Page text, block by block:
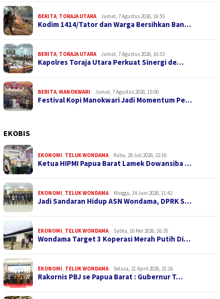
BERITA TORAJA UTARA Jumat, 7 Agustus 2026, 16:55
Kodim 1414/Tator dan Warga Bersihkan Ban…
BERITA TORAJA UTARA Jumat, 7 Agustus 2026, 16:53
Kapolres Toraja Utara Perkuat Sinergi de…
BERITA MANOKWARI Jumat, 7 Agustus 2026, 15:00
Festival Kopi Manokwari Jadi Momentum Pe…
EKOBIS
EKONOMI TELUK WONDAMA Rabu, 29 Juli 2026, 22:16
Ketua HIPMI Papua Barat Lamek Dowansiba …
EKONOMI TELUK WONDAMA Minggu, 14 Juni 2026, 11:42
Jadi Sandaran Hidup ASN Wondama, DPRK S…
EKONOMI TELUK WONDAMA Sabtu, 16 Mei 2026, 16:35
Wondama Target 3 Koperasi Merah Putih Di…
EKONOMI TELUK WONDAMA Selasa, 21 April 2026, 21:16
Rakornis PBJ se Papua Barat : Gubernur T…